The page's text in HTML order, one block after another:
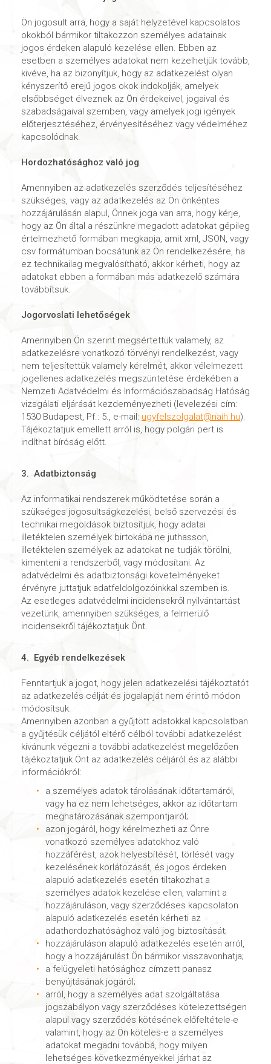
Ön jogosult arra, hogy a saját helyzetével kapcsolatos
okokból bármikor tiltakozzon személyes adatainak
jogos érdeken alapuló kezelése ellen. Ebben az
esetben a személyes adatokat nem kezelhetjük tovább,
kivéve, ha az bizonyítjuk, hogy az adatkezelést olyan
kényszerítő erejű jogos okok indokolják, amelyek
elsőbbséget élveznek az Ön érdekeivel, jogaival és
szabadságaival szemben, vagy amelyek jogi igények
előterjesztéséhez, érvényesítéséhez vagy védelméhez
kapcsolódnak.
Hordozhatósághoz való jog
Amennyiben az adatkezelés szerződés teljesítéséhez
szükséges, vagy az adatkezelés az Ön önkéntes
hozzájárulásán alapul, Önnek joga van arra, hogy kérje,
hogy az Ön által a részünkre megadott adatokat gépileg
értelmezhető formában megkapja, amit xml, JSON, vagy
csv formátumban bocsátunk az Ön rendelkezésére, ha
ez technikailag megvalósítható, akkor kérheti, hogy az
adatokat ebben a formában más adatkezelő számára
továbbítsuk.
Jogorvoslati lehetőségek
Amennyiben Ön szerint megsértettük valamely, az
adatkezelésre vonatkozó törvényi rendelkezést, vagy
nem teljesítettük valamely kérelmét, akkor vélelmezett
jogellenes adatkezelés megszüntetése érdekében a
Nemzeti Adatvédelmi és Információszabadság Hatóság
vizsgálati eljárását kezdeményezheti (levelezési cím:
1530 Budapest, Pf.: 5., e-mail: ugyfelszolgalat@naih.hu).
Tájékoztatjuk emellett arról is, hogy polgári pert is
indíthat bíróság előtt.
3. Adatbiztonság
Az informatikai rendszerek működtetése során a
szükséges jogosultságkezelési, belső szervezési és
technikai megoldások biztosítjuk, hogy adatai
illetéktelen személyek birtokába ne juthasson,
illetéktelen személyek az adatokat ne tudják törölni,
kimenteni a rendszerből, vagy módosítani. Az
adatvédelmi és adatbiztonsági követelményeket
érvényre juttatjuk adatfeldolgozóinkkal szemben is.
Az esetleges adatvédelmi incidensekről nyilvántartást
vezetünk, amennyiben szükséges, a felmerülő
incidensekről tájékoztatjuk Önt.
4. Egyéb rendelkezések
Fenntartjuk a jogot, hogy jelen adatkezelési tájékoztatót
az adatkezelés célját és jogalapját nem érintő módon
módosítsuk.
Amennyiben azonban a gyűjtött adatokkal kapcsolatban
a gyűjtésük céljától eltérő célból további adatkezelést
kívánunk végezni a további adatkezelést megelőzően
tájékoztatjuk Önt az adatkezelés céljáról és az alábbi
információkról:
a személyes adatok tárolásának időtartamáról,
vagy ha ez nem lehetséges, akkor az időtartam
meghatározásának szempontjairól;
azon jogáról, hogy kérelmezheti az Önre
vonatkozó személyes adatokhoz való
hozzáférést, azok helyesbítését, törlését vagy
kezelésének korlátozását, és jogos érdeken
alapuló adatkezelés esetén tiltakozhat a
személyes adatok kezelése ellen, valamint a
hozzájáruláson, vagy szerződéses kapcsolaton
alapuló adatkezelés esetén kérheti az
adathordozhatósághoz való jog biztosítását;
hozzájáruláson alapuló adatkezelés esetén arról,
hogy a hozzájárulást Ön bármikor visszavonhatja;
a felügyeleti hatósághoz címzett panasz
benyújtásának jogáról;
arról, hogy a személyes adat szolgáltatása
jogszabályon vagy szerződéses kötelezettségen
alapul vagy szerződés kötésének előfeltétele-e
valamint, hogy az Ön köteles-e a személyes
adatokat megadni továbbá, hogy milyen
lehetséges következményekkel járhat az